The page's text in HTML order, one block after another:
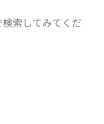
索してみてくだ